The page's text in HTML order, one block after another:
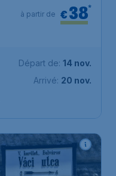
€38*
à partir de
Départ de: 14 nov.
Arrivé: 20 nov.